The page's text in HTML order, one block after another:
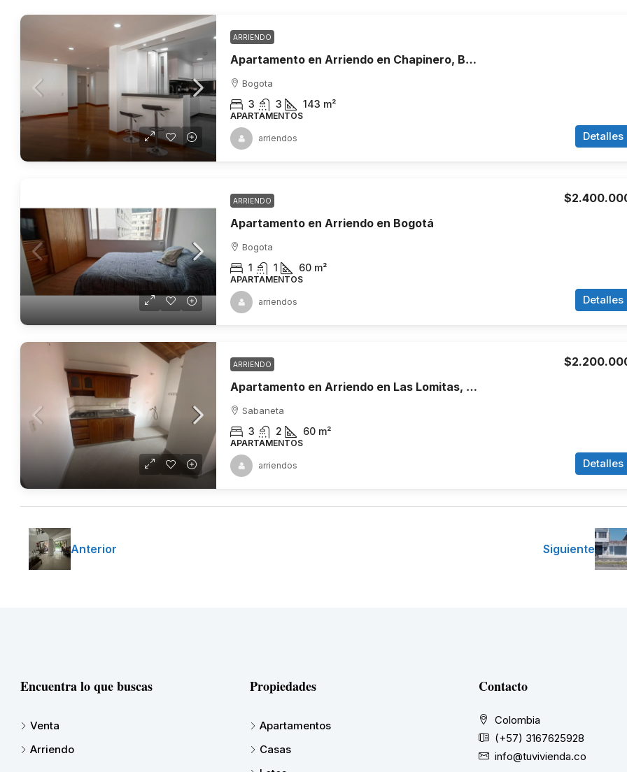
ARRIENDO
Apartamento en Arriendo en Chapinero, Bogotá
Bogota
3 3 143 m²
APARTAMENTOS
Detalles
arriendos
ARRIENDO
Apartamento en Arriendo en Bogotá
Bogota
1 1 60 m²
APARTAMENTOS
Detalles
arriendos
ARRIENDO
Apartamento en Arriendo en Las Lomitas, Sabaneta
Sabaneta
3 2 60 m²
APARTAMENTOS
Detalles
arriendos
Anterior Siguiente
Encuentra lo que buscas
Venta
Arriendo
Propiedades
Apartamentos
Casas
Contacto
Colombia
(+57) 3167625928
info@tuvivienda.co